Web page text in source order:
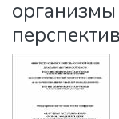
организмы